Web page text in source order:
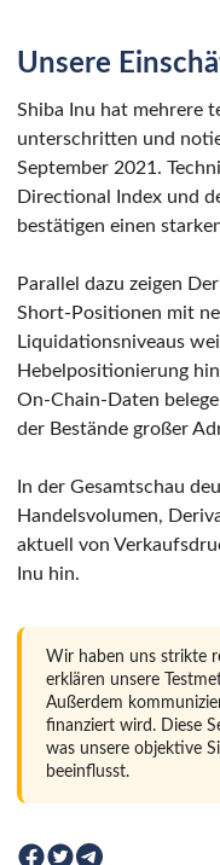
Unsere
Shiba Inu hat mehrere
unterschritten und
September 2021.
Directional Index und
bestätigen einen
Parallel dazu zeigen
Short-Positionen mit
Liquidationsniveaus
Hebelpositionierung
On-Chain-Daten
der Bestände großer
In der Gesamtschau
Handelsvolumen,
aktuell von
Inu hin.
Wir haben uns strikte
erklären unsere
Außerdem
finanziert wird. Diese
was unsere objektive
beeinflusst.